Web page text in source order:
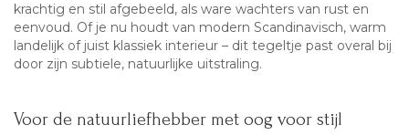
krachtig en stil afgebeeld, als ware wachters van rust en
eenvoud. Of je nu houdt van modern Scandinavisch, warm
landelijk of juist klassiek interieur – dit tegeltje past overal bij
door zijn subtiele, natuurlijke uitstraling.
Voor de natuurliefhebber met oog voor stijl